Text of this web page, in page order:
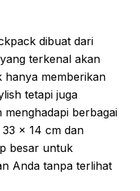
dibuat dari
terkenal akan
hanya memberikan
tetapi juga
menghadapi berbagai
x 14 cm dan
besar untuk
Anda tanpa terlihat